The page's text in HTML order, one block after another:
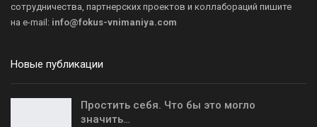
сотрудничества, партнерских проектов и коллабораций пишите
на e-mail: info@fokus-vnimaniya.com
Новые публикации
Простить себя. Что бы это могло
значить…